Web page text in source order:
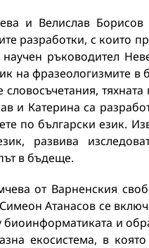
и Велислав
разработки, с които
ръководител
на фразеологизмите в
словосъчетания,
и Катерина са
по български език.
развива
в бъдеще.
от Варненския
Атанасов се
и
екосистема, в